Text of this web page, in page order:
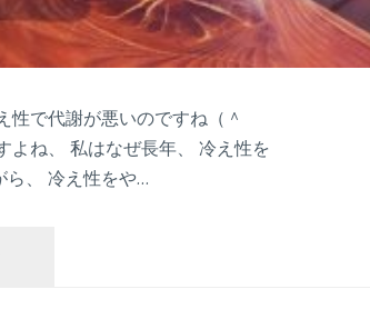
で代謝が悪いのですね（＾
よね、 私はなぜ長年、 冷え性を
、 冷え性をや…